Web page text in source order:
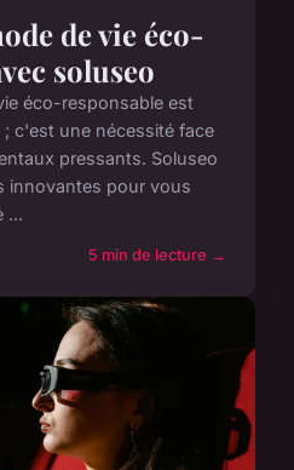
de vie éco-
soluseo
éco-responsable est
c'est une nécessité face
pressants. Soluseo
innovantes pour vous
...
5 min de lecture →